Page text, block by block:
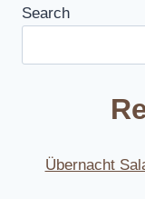
Search
Übernacht